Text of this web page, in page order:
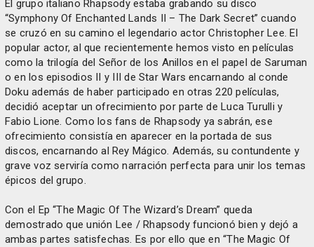
El grupo italiano Rhapsody estaba grabando su disco
“Symphony Of Enchanted Lands II – The Dark Secret” cuando
se cruzó en su camino el legendario actor Christopher Lee. El
popular actor, al que recientemente hemos visto en películas
como la trilogía del Señor de los Anillos en el papel de Saruman
o en los episodios II y III de Star Wars encarnando al conde
Doku además de haber participado en otras 220 películas,
decidió aceptar un ofrecimiento por parte de Luca Turulli y
Fabio Lione. Como los fans de Rhapsody ya sabrán, ese
ofrecimiento consistía en aparecer en la portada de sus
discos, encarnando al Rey Mágico. Además, su contundente y
grave voz serviría como narración perfecta para unir los temas
épicos del grupo.
Con el Ep “The Magic Of The Wizard’s Dream” queda
demostrado que unión Lee / Rhapsody funcionó bien y dejó a
ambas partes satisfechas. Es por ello que en “The Magic Of